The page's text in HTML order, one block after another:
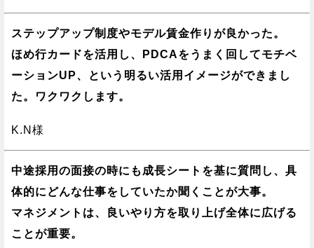
ステップアップ制度やモデル賃金作りが良かった。
ほめ行カードを活用し、PDCAをうまく回してモチベ
ーションUP、という明るい活用イメージができまし
た。ワクワクします。
K.N様
中途採用の面接の時にも成長シートを基に質問し、具
体的にどんな仕事をしていたか聞くことが大事。
マネジメントは、良いやり方を取り上げ全体に広げる
ことが重要。